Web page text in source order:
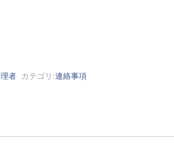
者 カテゴリ:連絡事項